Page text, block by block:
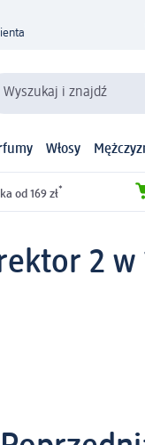
Wyszukaj i znajdź
Włosy
od 169 zł*
2